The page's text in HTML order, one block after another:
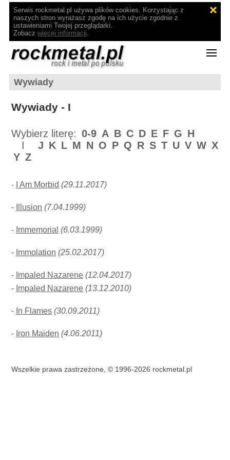
Serwis rockmetal.pl używa plików cookies. Korzystając z
naszych stron wyrażasz zgodę na ich użycie zgodnie z
ustawieniami Twojej przeglądarki.
Zobacz więcej informacji.
Wywiady
Wywiady - I
Wybierz literę: 0-9 A B C D E F G H
I
J K L M N O P Q R S T U V W X
Y Z
- I Am Morbid (29.11.2017)
- Illusion (7.04.1999)
- Immemorial (6.03.1999)
- Immolation (25.02.2017)
- Impaled Nazarene (12.04.2017)
- Impaled Nazarene (13.12.2010)
- In Flames (30.09.2011)
- Iron Maiden (4.06.2011)
Wszelkie prawa zastrzeżone, © 1996-2026 rockmetal.pl